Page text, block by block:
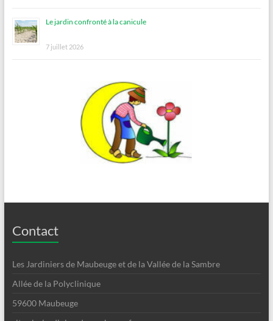
Le jardin confronté à la canicule
7 juillet 2026
Contact
Les Jardiniers de Maubeuge et de la Vallée de la Sambre
Allée de la Polyclinique
59600 Maubeuge